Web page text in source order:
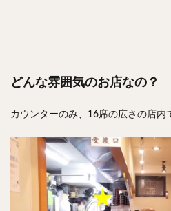
どんな雰囲気のお店なの？
カウンターのみ、16席の広さの店内